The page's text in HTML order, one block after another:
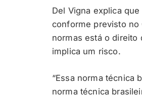
Del Vigna explica
conforme previsto no
normas está o direito
implica um risco.
“Essa norma técnica
norma técnica